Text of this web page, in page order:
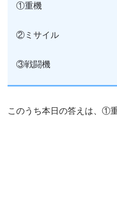
①重機
②ミサイル
③戦闘機
このうち本日の答えは、①